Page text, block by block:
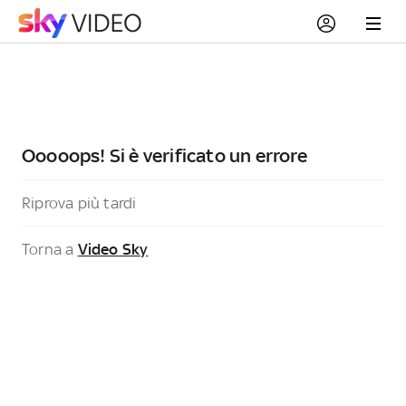
Ooooops! Si è verificato un errore
Riprova più tardi
Torna a Video Sky